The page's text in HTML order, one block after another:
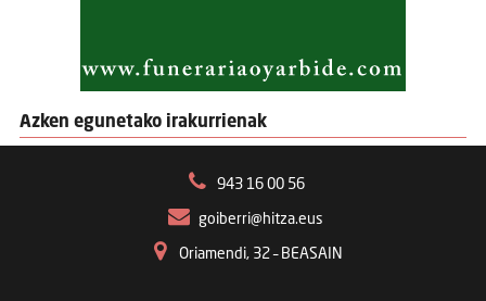
Azken egunetako irakurrienak
943 16 00 56
goiberri@hitza.eus
Oriamendi, 32 – BEASAIN